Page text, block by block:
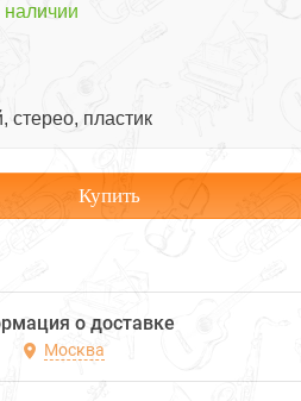
наличии
пластик
Купить
о доставке
Москва